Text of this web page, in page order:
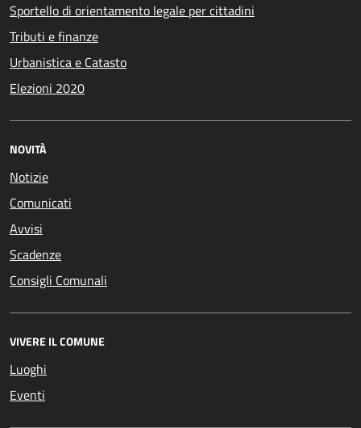
Sportello di orientamento legale per cittadini
Tributi e finanze
Urbanistica e Catasto
Elezioni 2020
NOVITÀ
Notizie
Comunicati
Avvisi
Scadenze
Consigli Comunali
VIVERE IL COMUNE
Luoghi
Eventi